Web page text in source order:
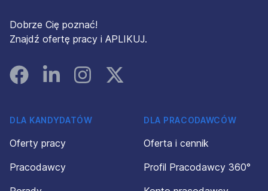
Dobrze Cię poznać!
Znajdź ofertę pracy i APLIKUJ.
FacebookLinked InInstagramInstagram
DLA KANDYDATÓW
Oferty pracy
Pracodawcy
DLA PRACODAWCÓW
Oferta i cennik
Profil Pracodawcy 360°